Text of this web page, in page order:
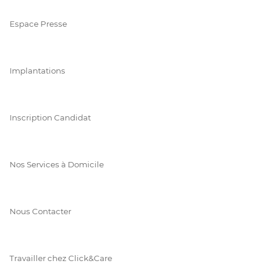
Espace Presse
Implantations
Inscription Candidat
Nos Services à Domicile
Nous Contacter
Travailler chez Click&Care